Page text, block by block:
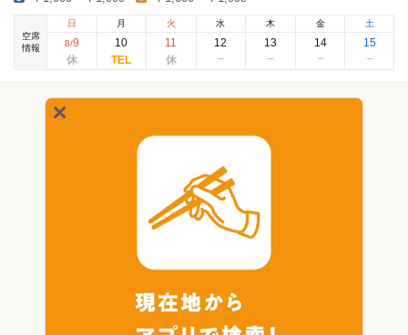
空席
情報
日
8/9
月
10
火
11
水
12
木
13
金
14
土
15